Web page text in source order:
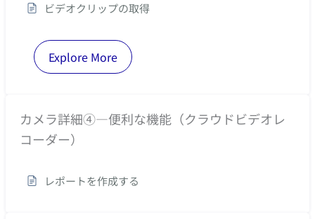
ビデオクリップの取得
Explore More
カメラ詳細④―便利な機能（クラウドビデオレ
コーダー）
レポートを作成する